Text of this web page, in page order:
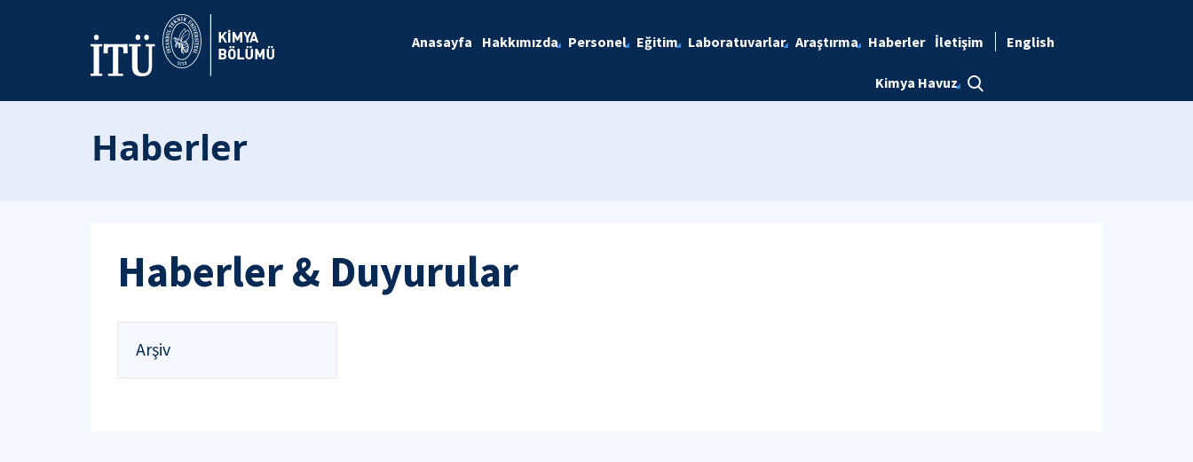
Anasayfa Hakkımızda Personel Eğitim Laboratuvarlar Araştırma Haberler İletişim
Kimya Havuz
English
Haberler
Haberler & Duyurular
Arşiv